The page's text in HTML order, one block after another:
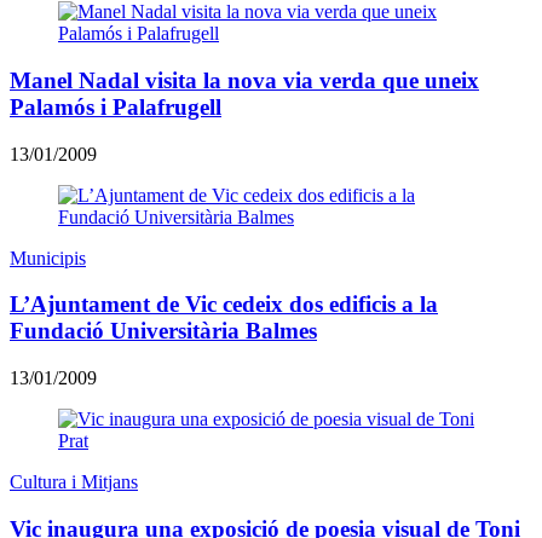
Manel Nadal visita la nova via verda que uneix
Palamós i Palafrugell
13/01/2009
Municipis
L’Ajuntament de Vic cedeix dos edificis a la
Fundació Universitària Balmes
13/01/2009
Cultura i Mitjans
Vic inaugura una exposició de poesia visual de Toni